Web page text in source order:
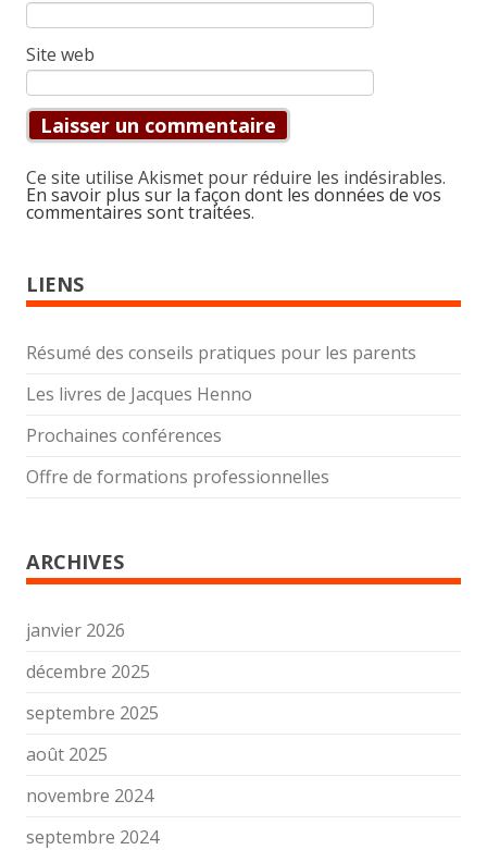
Site web
Ce site utilise Akismet pour réduire les indésirables.
En savoir plus sur la façon dont les données de vos
commentaires sont traitées.
LIENS
Résumé des conseils pratiques pour les parents
Les livres de Jacques Henno
Prochaines conférences
Offre de formations professionnelles
ARCHIVES
janvier 2026
décembre 2025
septembre 2025
août 2025
novembre 2024
septembre 2024